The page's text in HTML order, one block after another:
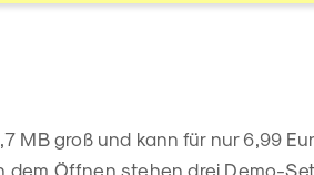
MB groß und kann für nur 6,99
Öffnen stehen drei Demo-